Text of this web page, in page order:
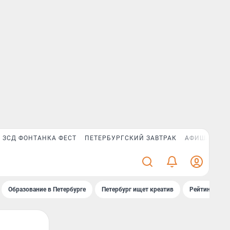
ЗСД ФОНТАНКА ФЕСТ ПЕТЕРБУРГСКИЙ ЗАВТРАК АФИША PLUS
Образование в Петербурге Петербург ищет креатив Рейтинги